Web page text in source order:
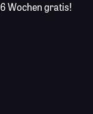
6 Wochen gratis!